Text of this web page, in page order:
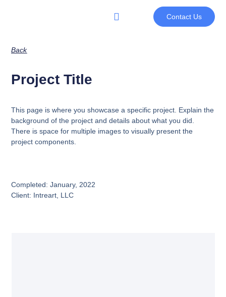
Contact Us
Back
Project Title
This page is where you showcase a specific project. Explain the
background of the project and details about what you did.
There is space for multiple images to visually present the
project components.
Completed: January, 2022
Client: Intreart, LLC